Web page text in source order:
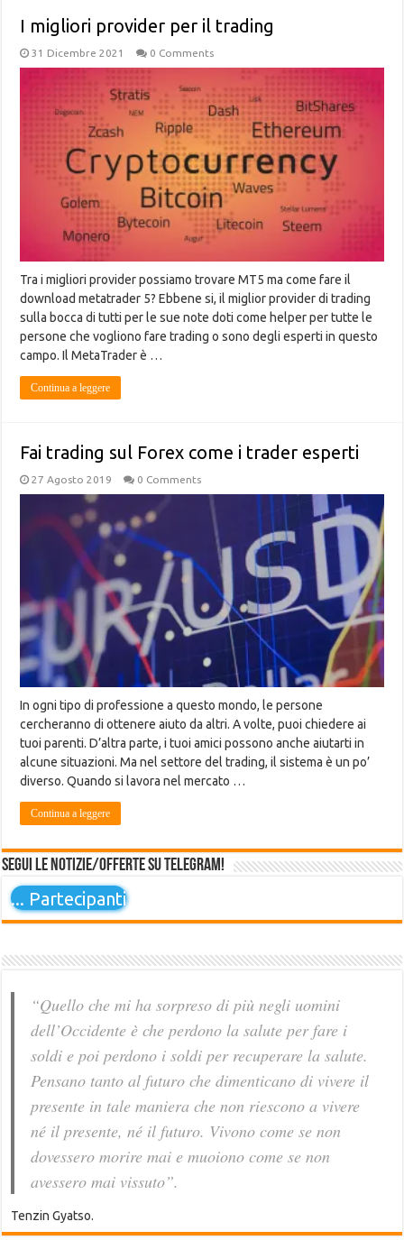
I migliori provider per il trading
31 Dicembre 2021 0 Comments
Tra i migliori provider possiamo trovare MT5 ma come fare il
download metatrader 5? Ebbene si, il miglior provider di trading
sulla bocca di tutti per le sue note doti come helper per tutte le
persone che vogliono fare trading o sono degli esperti in questo
campo. Il MetaTrader è …
Continua a leggere
Fai trading sul Forex come i trader esperti
27 Agosto 2019 0 Comments
In ogni tipo di professione a questo mondo, le persone
cercheranno di ottenere aiuto da altri. A volte, puoi chiedere ai
tuoi parenti. D’altra parte, i tuoi amici possono anche aiutarti in
alcune situazioni. Ma nel settore del trading, il sistema è un po’
diverso. Quando si lavora nel mercato …
Continua a leggere
Segui le notizie/offerte su Telegram!
... Partecipanti
“Quello che mi ha sorpreso di più negli uomini
dell’Occidente è che perdono la salute per fare i
soldi e poi perdono i soldi per recuperare la salute.
Pensano tanto al futuro che dimenticano di vivere il
presente in tale maniera che non riescono a vivere
né il presente, né il futuro. Vivono come se non
dovessero morire mai e muoiono come se non
avessero mai vissuto”.
Tenzin Gyatso.